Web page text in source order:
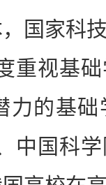
家科技
重视基
力的基
中国科